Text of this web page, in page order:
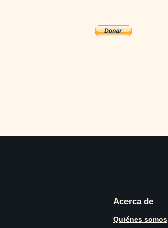
Acerca de
Quiénes somos